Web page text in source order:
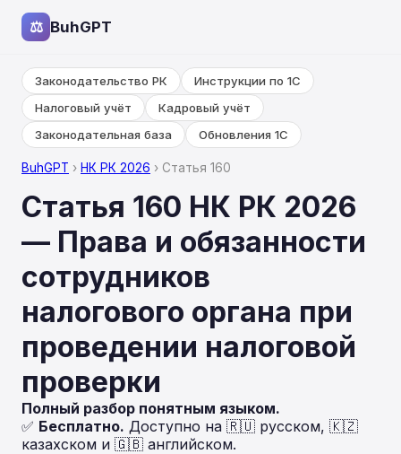
⚖ BuhGPT
Законодательство РК
Инструкции по 1С
Налоговый учёт
Кадровый учёт
Законодательная база
Обновления 1С
BuhGPT › НК РК 2026 › Статья 160
Статья 160 НК РК 2026
— Права и обязанности
сотрудников
налогового органа при
проведении налоговой
проверки
Полный разбор понятным языком.
✅ Бесплатно. Доступно на 🇷🇺 русском, 🇰🇿
казахском и 🇬🇧 английском.